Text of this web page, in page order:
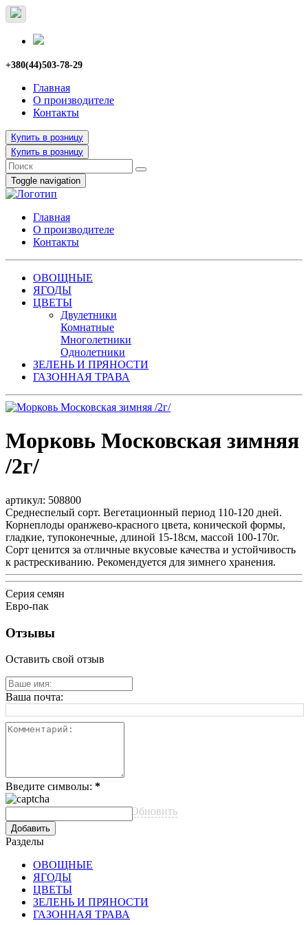
+380(44)503-78-29
Главная
О производителе
Контакты
Купить в розницу
Купить в розницу
Toggle navigation
Главная
О производителе
Контакты
ОВОЩНЫЕ
ЯГОДЫ
ЦВЕТЫ
Двулетники
Комнатные
Многолетники
Однолетники
ЗЕЛЕНЬ И ПРЯНОСТИ
ГАЗОННАЯ ТРАВА
Морковь Московская зимняя
/2г/
артикул: 508800
Среднеспелый сорт. Вегетационный период 110-120 дней.
Корнеплоды оранжево-красного цвета, конической формы,
гладкие, тупоконечные, длиной 15-18см, массой 100-170г.
Сорт ценится за отличные вкусовые качества и устойчивость
к растрескиванию. Рекомендуется для зимнего хранения.
Серия семян
Евро-пак
Отзывы
Оставить свой отзыв
Ваша почта:
Введите символы: *
Обновить
Разделы
ОВОЩНЫЕ
ЯГОДЫ
ЦВЕТЫ
ЗЕЛЕНЬ И ПРЯНОСТИ
ГАЗОННАЯ ТРАВА